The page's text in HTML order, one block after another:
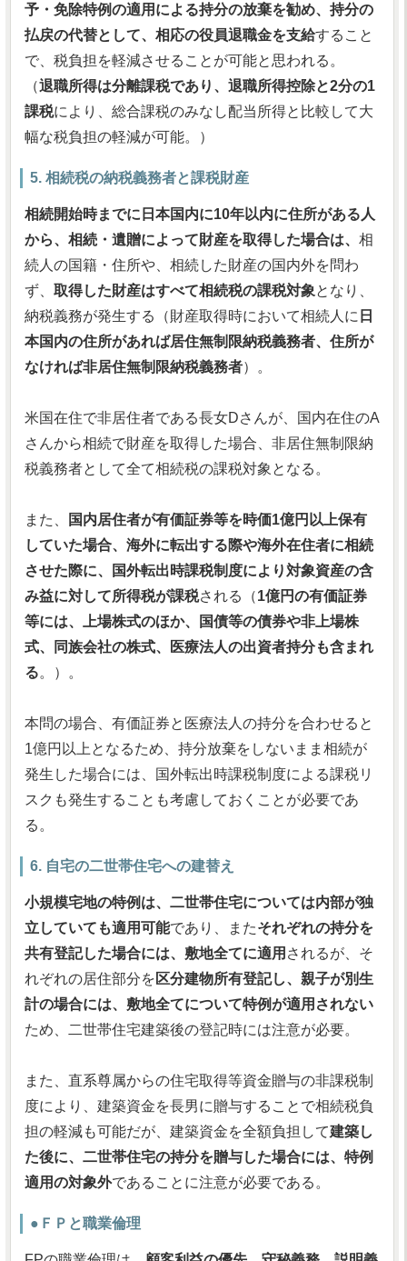
予・免除特例の適用による持分の放棄を勧め、持分の
払戻の代替として、相応の役員退職金を支給すること
で、税負担を軽減させることが可能と思われる。
（退職所得は分離課税であり、退職所得控除と2分の1
課税により、総合課税のみなし配当所得と比較して大
幅な税負担の軽減が可能。）
5. 相続税の納税義務者と課税財産
相続開始時までに日本国内に10年以内に住所がある人
から、相続・遺贈によって財産を取得した場合は、 相
続人の国籍・住所や、相続した財産の国内外を問わ
ず、 取得した財産はすべて相続税の課税対象となり、
納税義務が発生する（財産取得時において相続人に 日
本国内の住所があれば居住無制限納税義務者、住所が
なければ非居住無制限納税義務者）。
米国在住で非居住者である長女Dさんが、国内在住のA
さんから相続で財産を取得した場合、非居住無制限納
税義務者として全て相続税の課税対象となる。
また、
国内居住者が有価証券等を時価1億円以上保有
していた場合、海外に転出する際や海外在住者に相続
させた際に、国外転出時課税制度により対象資産の含
み益に対して所得税が課税される（1億円の有価証券
等には、上場株式のほか、国債等の債券や非上場株
式、同族会社の株式、医療法人の出資者持分も含まれ
る。）。
本問の場合、有価証券と医療法人の持分を合わせると
1億円以上となるため、持分放棄をしないまま相続が
発生した場合には、国外転出時課税制度による課税リ
スクも発生することも考慮しておくことが必要であ
る。
6. 自宅の二世帯住宅への建替え
小規模宅地の特例は、二世帯住宅については内部が独
立していても適用可能であり、またそれぞれの持分を
共有登記した場合には、敷地全てに適用 されるが、そ
れぞれの居住部分を 区分建物所有登記し、親子が別生
計の場合には、敷地全てについて特例が適用されない
ため、二世帯住宅建築後の登記時には注意が必要。
また、直系尊属からの住宅取得等資金贈与の非課税制
度により、建築資金を長男に贈与することで相続税負
担の軽減も可能だが、建築資金を全額負担して建築し
た後に、二世帯住宅の持分を贈与した場合には、特例
適用の対象外であることに注意が必要である。
●ＦＰと職業倫理